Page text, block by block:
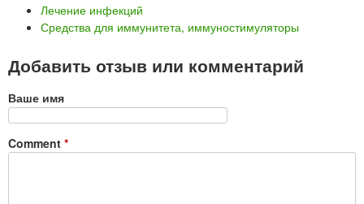
Лечение инфекций
Средства для иммунитета, иммуностимуляторы
Добавить отзыв или комментарий
Ваше имя
Comment *